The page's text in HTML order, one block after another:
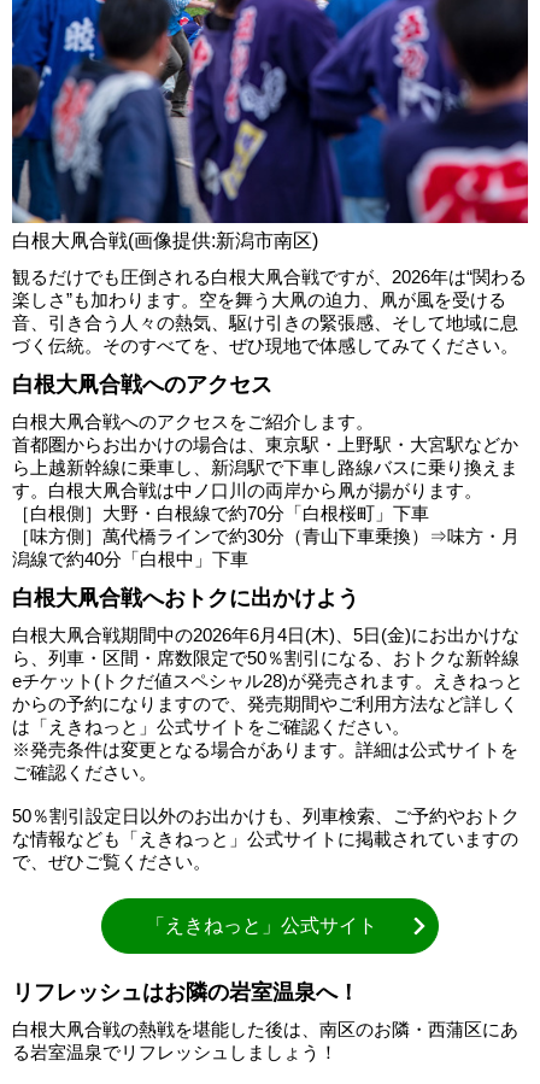
白根大凧合戦(画像提供:新潟市南区)
観るだけでも圧倒される白根大凧合戦ですが、2026年は“関わる
楽しさ”も加わります。空を舞う大凧の迫力、凧が風を受ける
音、引き合う人々の熱気、駆け引きの緊張感、そして地域に息
づく伝統。そのすべてを、ぜひ現地で体感してみてください。
白根大凧合戦へのアクセス
白根大凧合戦へのアクセスをご紹介します。
首都圏からお出かけの場合は、東京駅・上野駅・大宮駅などか
ら上越新幹線に乗車し、新潟駅で下車し路線バスに乗り換えま
す。白根大凧合戦は中ノ口川の両岸から凧が揚がります。
［白根側］大野・白根線で約70分「白根桜町」下車
［味方側］萬代橋ラインで約30分（青山下車乗換）⇒味方・月
潟線で約40分「白根中」下車
白根大凧合戦へおトクに出かけよう
白根大凧合戦期間中の2026年6月4日(木)、5日(金)にお出かけな
ら、列車・区間・席数限定で50％割引になる、おトクな新幹線
eチケット(トクだ値スペシャル28)が発売されます。えきねっと
からの予約になりますので、発売期間やご利用方法など詳しく
は「えきねっと」公式サイトをご確認ください。
※発売条件は変更となる場合があります。詳細は公式サイトを
ご確認ください。
50％割引設定日以外のお出かけも、列車検索、ご予約やおトク
な情報なども「えきねっと」公式サイトに掲載されていますの
で、ぜひご覧ください。
「えきねっと」公式サイト
リフレッシュはお隣の岩室温泉へ！
白根大凧合戦の熱戦を堪能した後は、南区のお隣・西蒲区にあ
る岩室温泉でリフレッシュしましょう！